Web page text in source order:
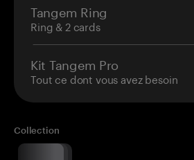
Tangem Ring
Ring & 2 cards
Kit Tangem Pro
Tout ce dont vous avez besoin
Collection